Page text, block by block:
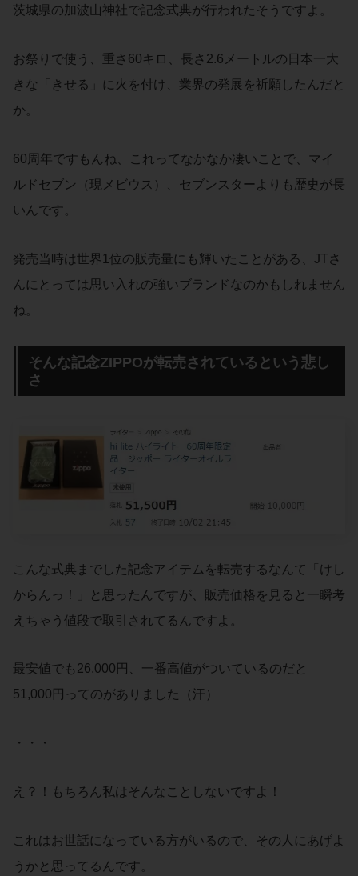
茨城県の加波山神社で記念式典が行われたそうですよ。
お祭りで使う、重さ60キロ、長さ2.6メートルの日本一大
きな「きせる」に火を付け、業界の発展を祈願したんだと
か。
60周年ですもんね、これってなかなか凄いことで、マイ
ルドセブン（現メビウス）、セブンスターよりも歴史が長
いんです。
発売当時は世界1位の販売量にも輝いたことがある、JTさ
んにとっては思い入れの強いブランドなのかもしれません
ね。
そんな記念ZIPPOが転売されているという悲し
さ
こんな式典までした記念アイテムを転売するなんて「けし
からんっ！」と思ったんですが、販売価格を見ると一瞬考
えちゃう値段で取引されてるんですよ。
最安値でも26,000円、一番高値がついているのだと
51,000円ってのがありました（汗）
・・・
え？！もちろん私はそんなことしないですよ！
これはお世話になっている方がいるので、その人にあげよ
うかと思ってるんです。